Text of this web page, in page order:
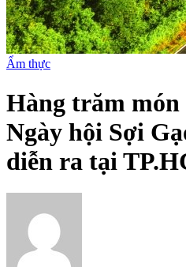
Ẩm thực
Hàng trăm
Ngày hội Sợi
diễn ra tại